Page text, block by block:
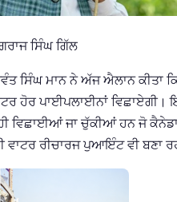
ਸਿੰਘ ਗਿੱਲ
ਸਿੰਘ ਮਾਨ ਨੇ ਅੱਜ ਐਲਾਨ ਕੀਤਾ
ਹੋਰ ਪਾਈਪਲਾਈਨਾਂ ਵਿਛਾਏਗੀ।
ਵਿਛਾਈਆਂ ਜਾ ਚੁੱਕੀਆਂ ਹਨ ਜੋ
ਰੀਚਾਰਜ ਪੁਆਇੰਟ ਵੀ ਬਣਾ